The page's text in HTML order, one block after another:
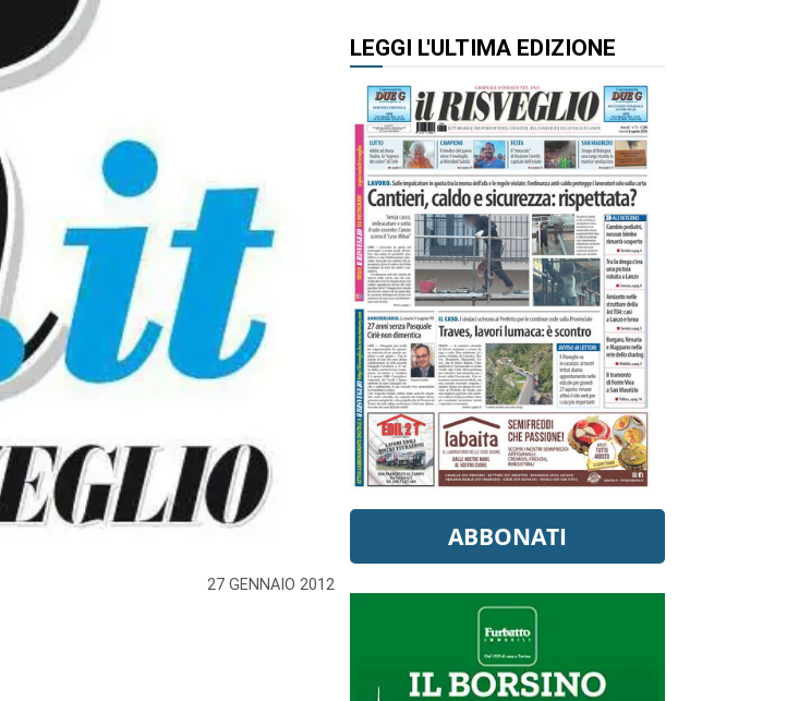
27 GENNAIO 2012
LEGGI L'ULTIMA EDIZIONE
ABBONATI